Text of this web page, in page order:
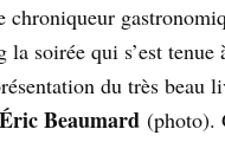
chroniqueur
la soirée qui s’est tenue
du très beau
Éric Beaumard (photo).